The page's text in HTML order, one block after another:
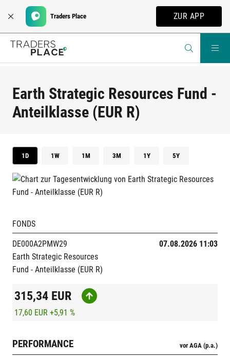
Traders Place ZUR APP
Earth Strategic Resources Fund -
Anteilklasse (EUR R)
1D 1W 1M 3M 1Y 5Y
FONDS
DE000A2PMW29
Earth Strategic Resources
Fund - Anteilklasse (EUR R)
07.08.2026 11:03
315,34 EUR
17,60 EUR +5,91 %
PERFORMANCE vor AGA (p.a.)